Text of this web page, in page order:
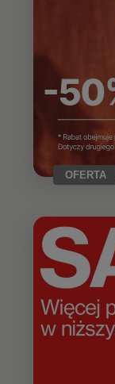
OFERTA